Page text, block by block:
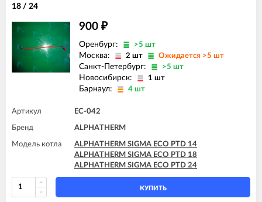
18 / 24
900 ₽
Оренбург: >5 шт
Москва: 2 шт Ожидается >5 шт
Санкт-Петербург: >5 шт
Новосибирск: 1 шт
Барнаул: 4 шт
Артикул EC-042
Бренд ALPHATHERM
Модель котла
ALPHATHERM SIGMA ECO PTD 14
ALPHATHERM SIGMA ECO PTD 18
ALPHATHERM SIGMA ECO PTD 24
КУПИТЬ